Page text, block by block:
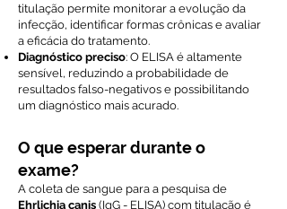
titulação permite monitorar a evolução da
infecção, identificar formas crônicas e avaliar
a eficácia do tratamento.
Diagnóstico preciso: O ELISA é altamente
sensível, reduzindo a probabilidade de
resultados falso-negativos e possibilitando
um diagnóstico mais acurado.
O que esperar durante o
exame?
A coleta de sangue para a pesquisa de
Ehrlichia canis (IgG - ELISA) com titulação é